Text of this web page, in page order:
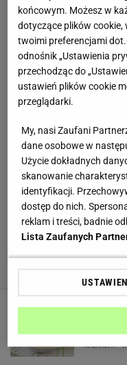
zna.
KALAREPA
końcowym. Możesz w
dotyczące plików cookie,
twoimi preferencjami
odnośnik „Ustawienia
przechodząc do
ustawień plików cookie
przeglądarki.
My, nasi Zaufani
dane osobowe w
Użycie dokładnych
skanowanie
identyfikacji.
dostęp do nich.
reklam i treści, badnie
Lista Zaufanych